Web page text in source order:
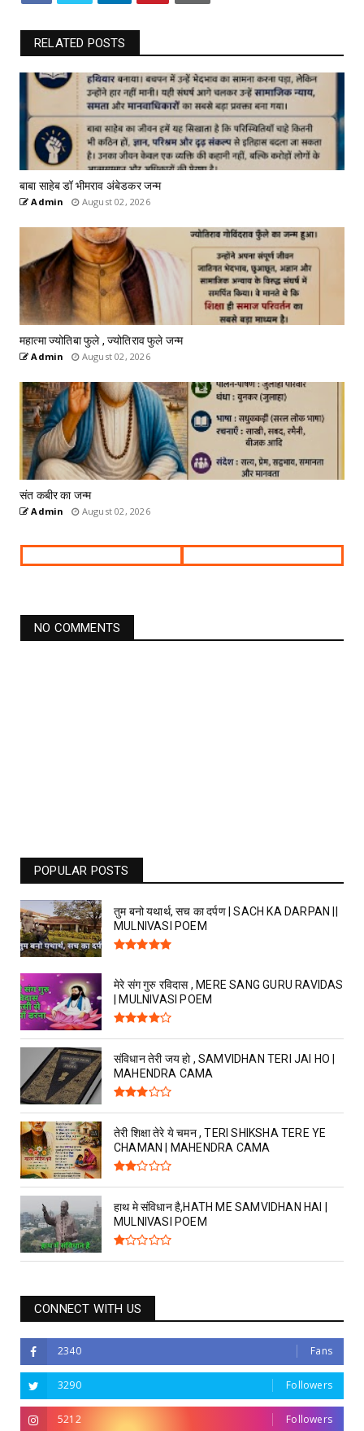
RELATED POSTS
बाबा साहेब डॉ भीमराव अंबेडकर जन्म
Admin August 02, 2026
महात्मा ज्योतिबा फुले , ज्योतिराव फुले जन्म
Admin August 02, 2026
संत कबीर का जन्म
Admin August 02, 2026
NO COMMENTS
POPULAR POSTS
तुम बनो यथार्थ, सच का दर्पण | SACH KA DARPAN ||
MULNIVASI POEM
मेरे संग गुरु रविदास , MERE SANG GURU RAVIDAS
| MULNIVASI POEM
संविधान तेरी जय हो , SAMVIDHAN TERI JAI HO |
MAHENDRA CAMA
तेरी शिक्षा तेरे ये चमन , TERI SHIKSHA TERE YE
CHAMAN | MAHENDRA CAMA
हाथ मे संविधान है,HATH ME SAMVIDHAN HAI |
MULNIVASI POEM
CONNECT WITH US
2340 Fans
3290 Followers
5212 Followers